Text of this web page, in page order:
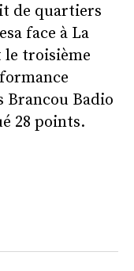
de quartiers
face à La
le troisième
Brancou Badio
28 points.